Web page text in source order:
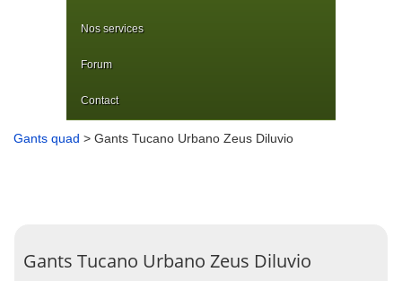
Nos services
Forum
Contact
Gants quad > Gants Tucano Urbano Zeus Diluvio
Gants Tucano Urbano Zeus Diluvio